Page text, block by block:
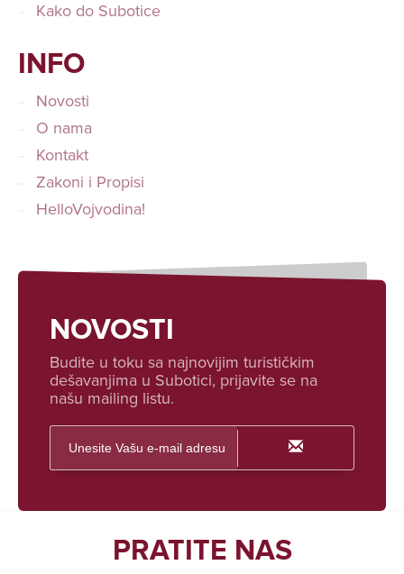
Kako do Subotice
INFO
Novosti
O nama
Kontakt
Zakoni i Propisi
HelloVojvodina!
NOVOSTI
Budite u toku sa najnovijim turističkim
dešavanjima u Subotici, prijavite se na
našu mailing listu.
PRATITE NAS